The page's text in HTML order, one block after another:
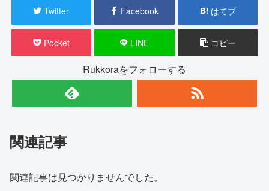
Twitter Facebook はてブ
Pocket LINE コピー
Rukkoraをフォローする
関連記事
関連記事は見つかりませんでした。